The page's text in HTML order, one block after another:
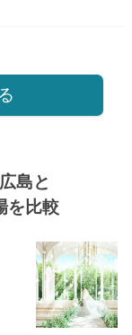
島と
を比較